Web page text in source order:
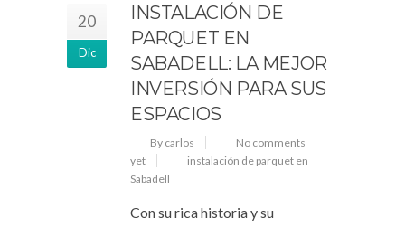
20
Dic
INSTALACIÓN DE
PARQUET EN
SABADELL: LA MEJOR
INVERSIÓN PARA SUS
ESPACIOS
By carlos
No comments
yet
instalación de parquet en
Sabadell
Con su rica historia y su